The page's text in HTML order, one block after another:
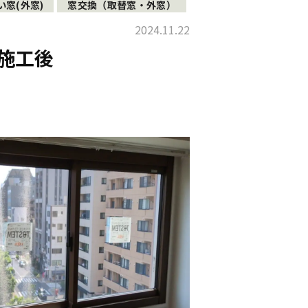
窓(外窓) 窓交換（取替窓・外窓）
2024.11.22
工後